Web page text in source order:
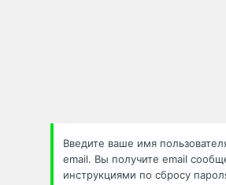
Введите ваше имя
email. Вы получите email
инструкциями по сбросу